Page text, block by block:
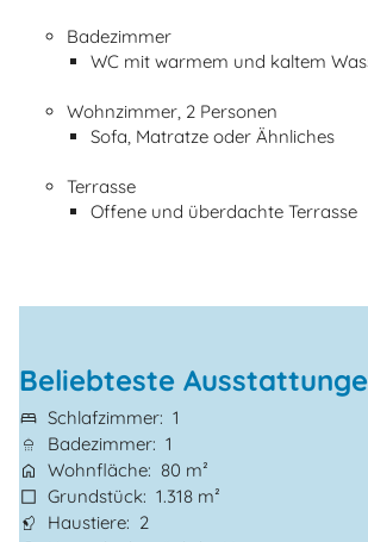
Badezimmer
WC mit warmem und kaltem
Wohnzimmer, 2 Personen
Sofa, Matratze oder Ähnliches
Terrasse
Offene und überdachte Terrasse
Beliebteste
Schlafzimmer 1
Badezimmer 1
Wohnfläche 80 m²
Grundstück
1.318 m²
Haustiere
2